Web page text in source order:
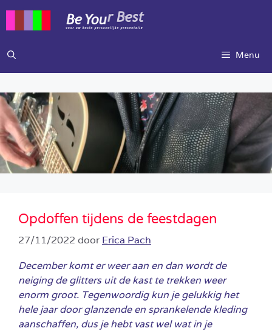
inhoud
Menu
Opdoffen tijdens de feestdagen
27/11/2022 door Erica Pach
December komt er weer aan en dan wordt de
neiging de glitters uit de kast te trekken weer
enorm groot. Tegenwoordig kun je gelukkig het
hele jaar door glanzende en sprankelende kleding
aanschaffen, dus je hebt vast wel wat in je